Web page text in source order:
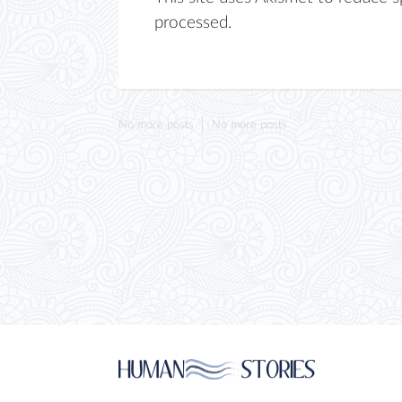
processed.
No more posts No more posts